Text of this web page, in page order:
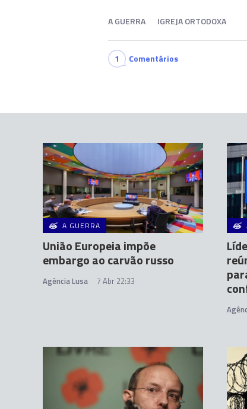
A GUERRA IGREJA ORTODOXA
1 Comentários
A GUERRA
União Europeia impõe
embargo ao carvão russo
Agência Lusa 7 Abr 22:33